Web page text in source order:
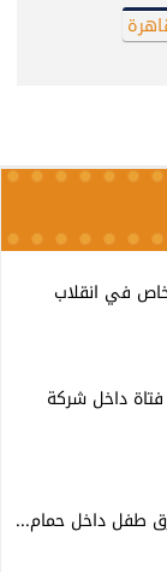
إصابة 6 أشخاص في انقلاب
داخل شركة
طفل داخل حمام...